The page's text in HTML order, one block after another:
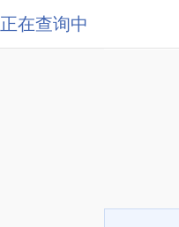
正在查询中